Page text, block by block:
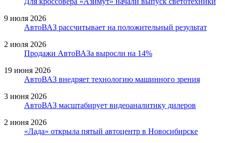
9 июля 2026
АвтоВАЗ рассчитывает на положительный результат
2 июля 2026
Продажи АвтоВАЗа выросли на 14%
19 июня 2026
АвтоВАЗ внедряет технологию машинного зрения
3 июня 2026
АвтоВАЗ масштабирует видеоаналитику дилеров
2 июня 2026
«Лада» открыла пятый автоцентр в Новосибирске